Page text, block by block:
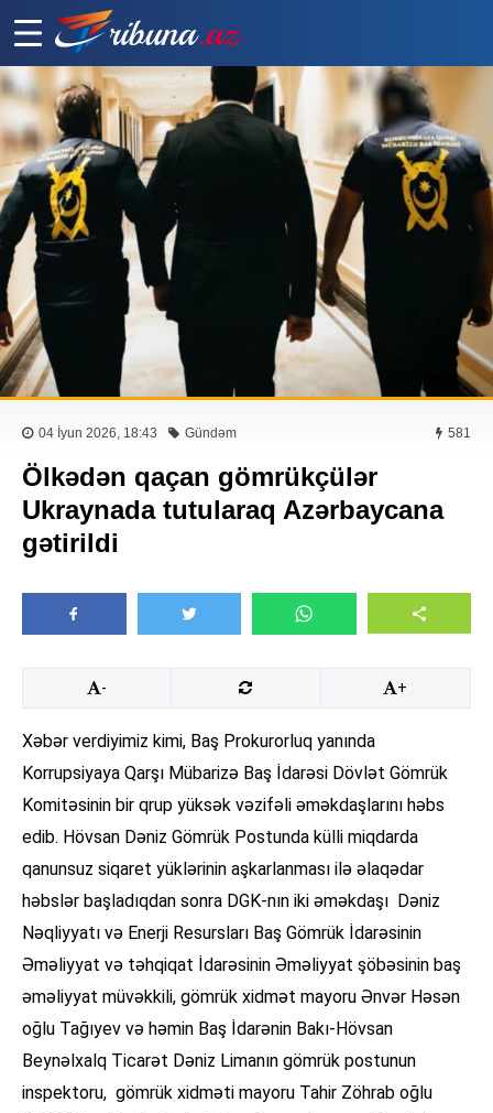
04 İyun 2026, 18:43 Gündəm 581
Ölkədən qaçan gömrükçülər
Ukraynada tutularaq Azərbaycana
gətirildi
- +
Xəbər verdiyimiz kimi, Baş Prokurorluq yanında
Korrupsiyaya Qarşı Mübarizə Baş İdarəsi Dövlət Gömrük
Komitəsinin bir qrup yüksək vəzifəli əməkdaşlarını həbs
edib. Hövsan Dəniz Gömrük Postunda külli miqdarda
qanunsuz siqaret yüklərinin aşkarlanması ilə əlaqədar
həbslər başladıqdan sonra DGK-nın iki əməkdaşı Dəniz
Nəqliyyatı və Enerji Resursları Baş Gömrük İdarəsinin
Əməliyyat və təhqiqat İdarəsinin Əməliyyat şöbəsinin baş
əməliyyat müvəkkili, gömrük xidmət mayoru Ənvər Həsən
oğlu Tağıyev və həmin Baş İdarənin Bakı-Hövsan
Beynəlxalq Ticarət Dəniz Limanın gömrük postunun
inspektoru, gömrük xidməti mayoru Tahir Zöhrab oğlu